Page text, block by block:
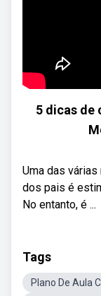
5 dicas de
Uma das
dos pais é
No entanto, é ...
Tags
Plano De Aula